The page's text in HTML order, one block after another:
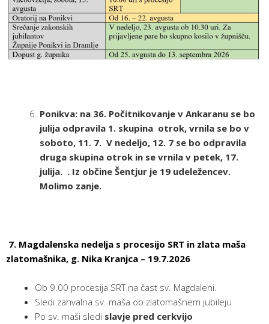
Ponikva: na 36. Počitnikovanje v Ankaranu se bo
julija odpravila 1. skupina otrok, vrnila se bo v
soboto, 11. 7. V nedeljo, 12. 7 se bo odpravila
druga skupina otrok in se vrnila v petek, 17.
julija. . Iz občine Šentjur je 19 udeležencev.
Molimo zanje.
7. Magdalenska nedelja s procesijo SRT in zlata maša
zlatomašnika, g. Nika Kranjca – 19.7.2026
Ob 9.00 procesija SRT na čast sv. Magdaleni.
Sledi zahvalna sv. maša ob zlatomašnem jubileju
Po sv. maši sledi slavje pred cerkvijo